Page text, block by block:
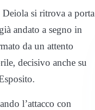
si ritrova a porta
andato a segno in
da un attento
decisivo anche su
l’attacco con